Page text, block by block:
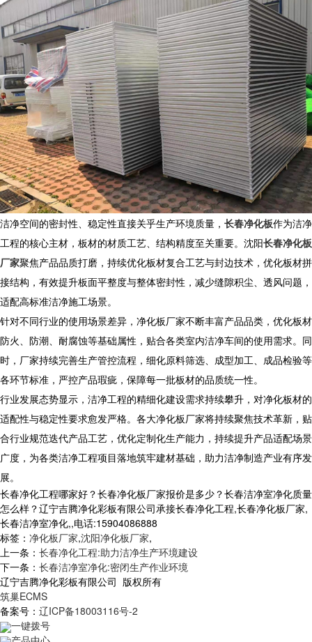
洁净空间的密封性、稳定性直接关乎生产环境质量， 长春净化板作为洁净
工程的核心主材，板材的材质工艺、结构精度至关重要。沈阳长春净化板
厂家聚焦产品品质打磨，持续优化板材复合工艺与封边技术，优化板材拼
接结构，有效提升板面平整度与整体密封性，减少缝隙积尘、透风问题，
适配高标准洁净施工场景。
针对不同行业的使用场景差异，净化板厂家不断丰富产品品类，优化板材
防火、防潮、耐腐蚀等基础属性，贴合各类室内洁净车间的使用需求。同
时，厂家持续完善生产管控流程，细化原料筛选、成型加工、成品检验等
各环节标准，严控产品瑕疵，保障每一批板材的品质统一性。
行业发展态势显示，洁净工程的精细化建设需求持续攀升，对净化板材的
适配性与稳定性要求愈发严格。各大净化板厂家将持续聚焦技术革新，贴
合行业规范迭代产品工艺，优化定制化生产能力，持续提升产品适配场景
广度，为各类洁净工程项目落地筑牢建材基础，助力洁净制造产业有序发
展。
长春净化工程哪家好？长春净化板厂家报价是多少？长春洁净室净化质量
怎么样？辽宁吉腾净化彩板有限公司承接长春净化工程,长春净化板厂家,
长春洁净室净化,,电话:15904086888
标签： 净化板厂家,沈阳净化板厂家,
上一条： 长春净化工程:助力洁净生产环境建设
下一条： 长春洁净室净化:密闭生产作业环境
辽宁吉腾净化彩板有限公司 版权所有
筑巢ECMS
备案号： 辽ICP备18003116号-2
一键拨号